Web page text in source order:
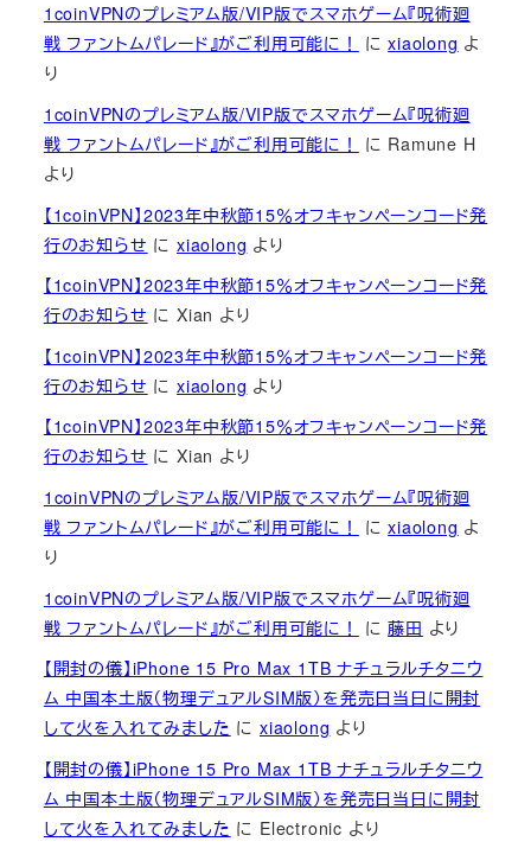
1coinVPNのプレミアム版/VIP版でスマホゲーム『呪術廻
戦 ファントムパレード』がご利用可能に！
にxiaolong よ
り
1coinVPNのプレミアム版/VIP版でスマホゲーム『呪術廻
戦 ファントムパレード』がご利用可能に！
に Ramune H
より
【1coinVPN】2023年中秋節15％オフキャンペーンコード発
行のお知らせ にxiaolong より
【1coinVPN】2023年中秋節15％オフキャンペーンコード発
行のお知らせ にXian より
【1coinVPN】2023年中秋節15％オフキャンペーンコード発
行のお知らせ にxiaolong より
【1coinVPN】2023年中秋節15％オフキャンペーンコード発
行のお知らせ にXian より
1coinVPNのプレミアム版/VIP版でスマホゲーム『呪術廻
戦 ファントムパレード』がご利用可能に！
にxiaolong よ
り
1coinVPNのプレミアム版/VIP版でスマホゲーム『呪術廻
戦 ファントムパレード』がご利用可能に！
に藤田 より
【開封の儀】iPhone 15 Pro Max 1TB ナチュラルチタニウ
ム 中国本土版（物理デュアルSIM版）を発売日当日に開封
して火を入れてみました にxiaolong より
【開封の儀】iPhone 15 Pro Max 1TB ナチュラルチタニウ
ム 中国本土版（物理デュアルSIM版）を発売日当日に開封
して火を入れてみました に Electronic より